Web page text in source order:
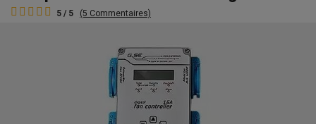
5 / 5 (5 Commentaires)